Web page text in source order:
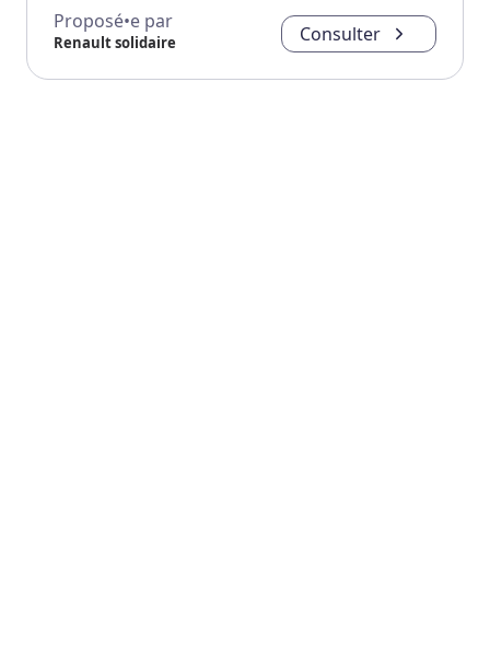
Proposé•e par
Renault solidaire Consulter